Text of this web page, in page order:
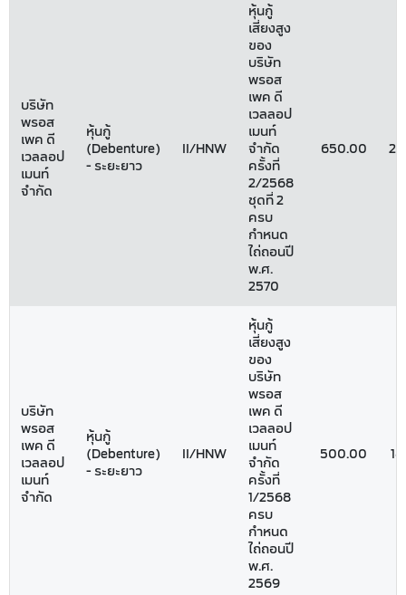
บริษัท
พรอส
เพค ดี
เวลลอป
เมนท์
จำกัด
หุ้นกู้
(Debenture)
- ระยะยาว
II/HNW
หุ้นกู้
เสี่ยงสูง
ของ
บริษัท
พรอส
เพค ดี
เวลลอป
เมนท์
จำกัด
ครั้งที่
2/2568
ชุดที่ 2
ครบ
กำหนด
ไถ่ถอนปี
พ.ศ.
2570
650.00
บริษัท
พรอส
เพค ดี
เวลลอป
เมนท์
จำกัด
หุ้นกู้
(Debenture)
- ระยะยาว
II/HNW
หุ้นกู้
เสี่ยงสูง
ของ
บริษัท
พรอส
เพค ดี
เวลลอป
เมนท์
จำกัด
ครั้งที่
1/2568
ครบ
กำหนด
ไถ่ถอนปี
พ.ศ.
2569
500.00